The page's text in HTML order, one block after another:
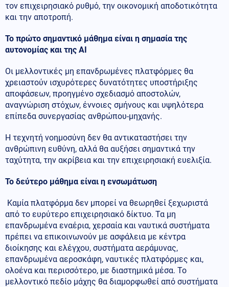
τον επιχειρησιακό ρυθμό, την οικονομική αποδοτικότητα
και την αποτροπή.
Το πρώτο σημαντικό μάθημα είναι η σημασία της
αυτονομίας και της AI
Οι μελλοντικές μη επανδρωμένες πλατφόρμες θα
χρειαστούν ισχυρότερες δυνατότητες υποστήριξης
αποφάσεων, προηγμένο σχεδιασμό αποστολών,
αναγνώριση στόχων, έννοιες σμήνους και υψηλότερα
επίπεδα συνεργασίας ανθρώπου-μηχανής.
Η τεχνητή νοημοσύνη δεν θα αντικαταστήσει την
ανθρώπινη ευθύνη, αλλά θα αυξήσει σημαντικά την
ταχύτητα, την ακρίβεια και την επιχειρησιακή ευελιξία.
Το δεύτερο μάθημα είναι η ενσωμάτωση
Καμία πλατφόρμα δεν μπορεί να θεωρηθεί ξεχωριστά
από το ευρύτερο επιχειρησιακό δίκτυο. Τα μη
επανδρωμένα εναέρια, χερσαία και ναυτικά συστήματα
πρέπει να επικοινωνούν με ασφάλεια με κέντρα
διοίκησης και ελέγχου, συστήματα αεράμυνας,
επανδρωμένα αεροσκάφη, ναυτικές πλατφόρμες και,
ολοένα και περισσότερο, με διαστημικά μέσα. Το
μελλοντικό πεδίο μάχης θα διαμορφωθεί από συστήματα